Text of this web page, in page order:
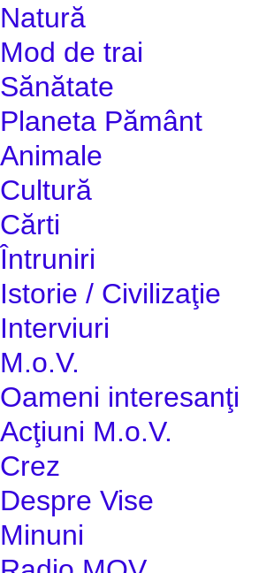
Natură
Mod de trai
Sănătate
Planeta Pământ
Animale
Cultură
Cărti
Întruniri
Istorie / Civilizaţie
Interviuri
M.o.V.
Oameni interesanţi
Acţiuni M.o.V.
Crez
Despre Vise
Minuni